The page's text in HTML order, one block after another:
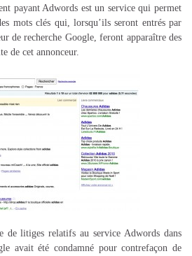
payant Adwords est un service qui permet
mots clés qui, lorsqu’ils seront entrés par
de recherche Google, feront apparaître des
de cet annonceur.
de litiges relatifs au service Adwords dans
avait été condamné pour contrefaçon de